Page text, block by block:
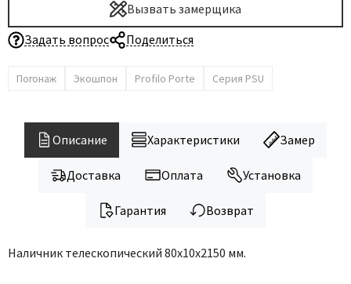
Вызвать замерщика
Задать вопрос
Поделиться
Погонаж Экошпон Profilo Porte Серия PSU
Описание Характеристики Замер
Доставка Оплата Установка
Гарантия Возврат
Наличник телескопический 80х10х2150 мм.